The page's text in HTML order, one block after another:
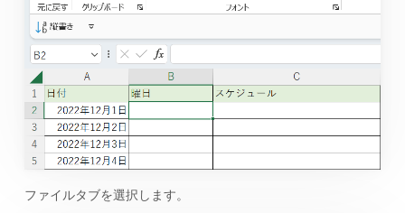
ファイルタブを選択します。